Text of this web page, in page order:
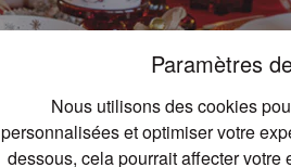
Paramètres
Nous utilisons des cookies
personnalisées et optimiser votre
dessous, cela pourrait affecter